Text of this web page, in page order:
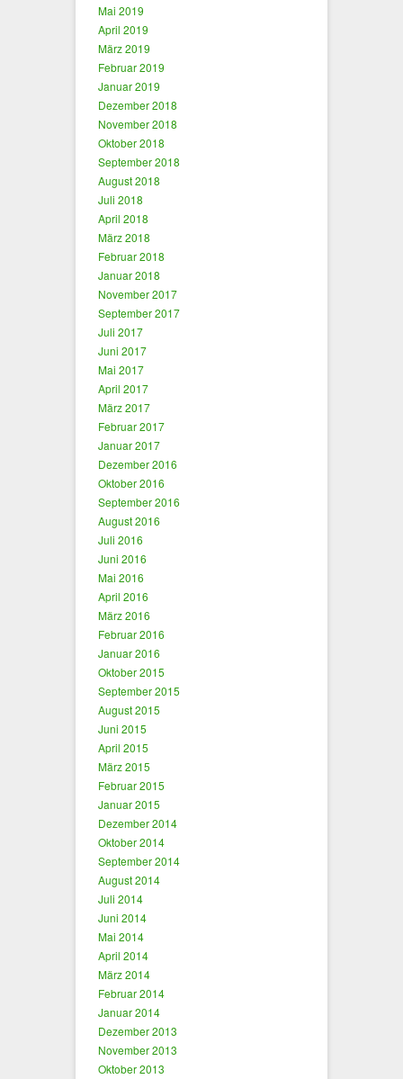
Mai 2019
April 2019
März 2019
Februar 2019
Januar 2019
Dezember 2018
November 2018
Oktober 2018
September 2018
August 2018
Juli 2018
April 2018
März 2018
Februar 2018
Januar 2018
November 2017
September 2017
Juli 2017
Juni 2017
Mai 2017
April 2017
März 2017
Februar 2017
Januar 2017
Dezember 2016
Oktober 2016
September 2016
August 2016
Juli 2016
Juni 2016
Mai 2016
April 2016
März 2016
Februar 2016
Januar 2016
Oktober 2015
September 2015
August 2015
Juni 2015
April 2015
März 2015
Februar 2015
Januar 2015
Dezember 2014
Oktober 2014
September 2014
August 2014
Juli 2014
Juni 2014
Mai 2014
April 2014
März 2014
Februar 2014
Januar 2014
Dezember 2013
November 2013
Oktober 2013